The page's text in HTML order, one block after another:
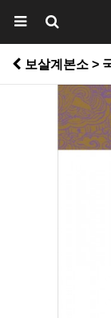
보살계본소 >